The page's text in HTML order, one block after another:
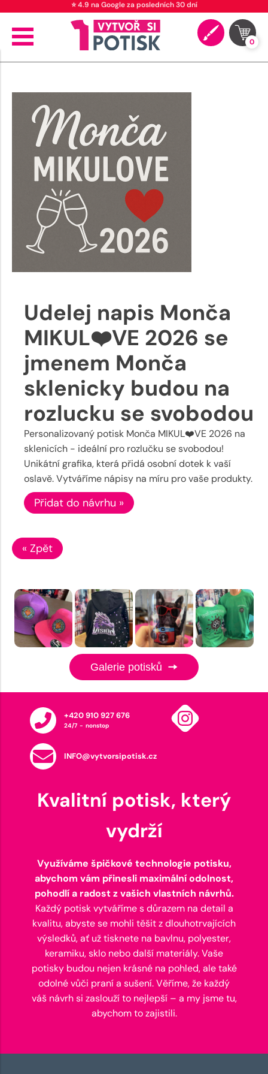
⭐ 4.9 na Google za posledních 30 dní
0
Udelej napis Monča
MIKUL❤️VE 2026 se
jmenem Monča
sklenicky budou na
rozlucku se svobodou
Personalizovaný potisk Monča MIKUL❤️VE 2026 na
sklenicích - ideální pro rozlučku se svobodou!
Unikátní grafika, která přidá osobní dotek k vaší
oslavě. Vytváříme nápisy na míru pro vaše produkty.
Přidat do návrhu »
« Zpět
Galerie potisků
+420 910 927 676
24/7 - nonstop
INFO@vytvorsipotisk.cz
Kvalitní potisk, který
vydrží
Využíváme špičkové technologie potisku,
abychom vám přinesli maximální odolnost,
pohodlí a radost z vašich vlastních návrhů.
Každý potisk vytváříme s důrazem na detail a
kvalitu, abyste se mohli těšit z dlouhotrvajících
výsledků, ať už tisknete na bavlnu, polyester,
keramiku, sklo nebo další materiály. Vaše
potisky budou nejen krásné na pohled, ale také
odolné vůči praní a sušení. Věříme, že každý
váš návrh si zaslouží to nejlepší – a my jsme tu,
abychom to zajistili.